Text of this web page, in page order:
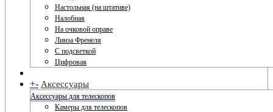
Настольная (на штативе)
Налобная
На очковой оправе
Линза Френеля
С подсветкой
Цифровая
+- Аксессуары
Аксессуары для телескопов
Камеры для телескопов